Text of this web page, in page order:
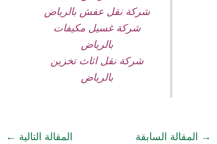
شركة نقل عفش بالرياض
شركة غسيل مكيفات
بالرياض
شركة نقل اثاث تخزين
بالرياض
→ المقالة السابقة المقالة التالية ←